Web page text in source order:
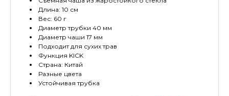
Длина: 10 см
Вес: 60 г
Диаметр трубки 40 мм
Диаметр чаши 17 мм
Подходит для сухих трав
Функция KICK
Страна: Китай
Разные цвета
Устойчивая трубка